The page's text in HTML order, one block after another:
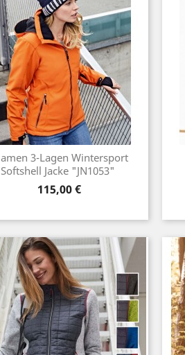
3-Lagen Wintersport
Softshell Jacke "JN1053"
Preis
115,00 €